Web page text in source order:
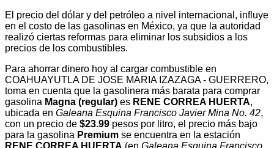
El precio del dólar y del petróleo a nivel internacional, influye
en el costo de las gasolinas en México, ya que la autoridad
realizó ciertas reformas para eliminar los subsidios a los
precios de los combustibles.
Para ahorrar dinero hoy al cargar combustible en
COAHUAYUTLA DE JOSE MARIA IZAZAGA - GUERRERO,
toma en cuenta que la gasolinera más barata para comprar
gasolina Magna (regular) es RENE CORREA HUERTA,
ubicada en Galeana Esquina Francisco Javier Mina No. 42,
con un precio de $23.99 pesos por litro, el precio más bajo
para la gasolina Premium se encuentra en la estación
RENE CORREA HUERTA (en Galeana Esquina Francisco